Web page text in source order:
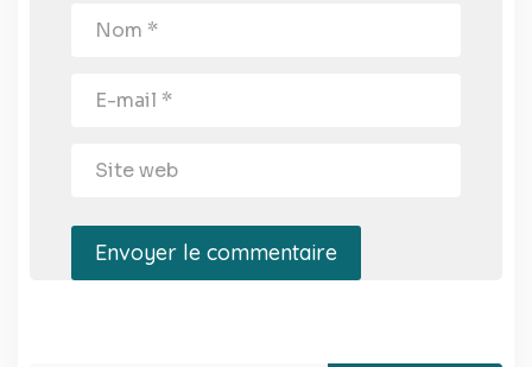
Envoyer le commentaire